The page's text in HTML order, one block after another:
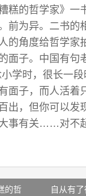
糕的哲学家》一
前为异。二书的
的角度给哲学家
面子。中国有句
学时，很长一
面子，而人活着
出，但你可以发
事有关……对不
的哲
自从有